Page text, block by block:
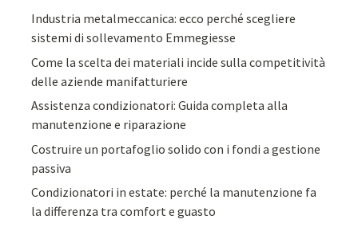
Industria metalmeccanica: ecco perché scegliere
sistemi di sollevamento Emmegiesse
Come la scelta dei materiali incide sulla competitività
delle aziende manifatturiere
Assistenza condizionatori: Guida completa alla
manutenzione e riparazione
Costruire un portafoglio solido con i fondi a gestione
passiva
Condizionatori in estate: perché la manutenzione fa
la differenza tra comfort e guasto